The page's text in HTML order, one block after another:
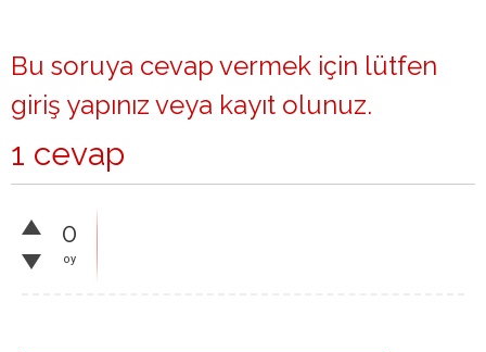
Bu soruya cevap vermek için lütfen
giriş yapınız veya kayıt olunuz.
1 cevap
0
oy